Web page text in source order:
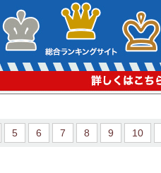
5 6 7 8 9 10